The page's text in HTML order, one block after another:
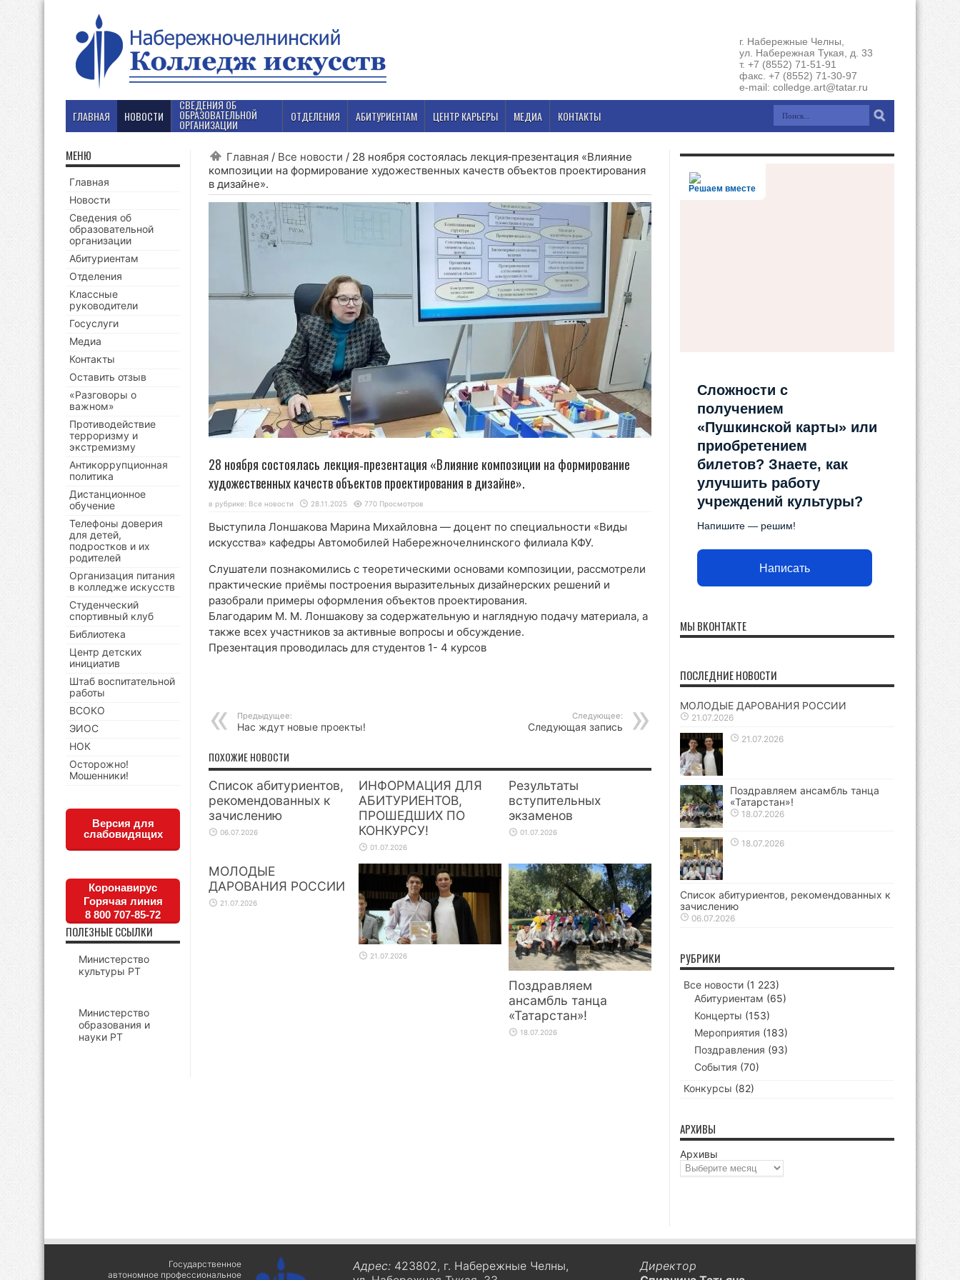
г. Набережные Челны,
ул. Набережная Тукая, д. 33
т. +7 (8552) 71-51-91
факс. +7 (8552) 71-30-97
e-mail: colledge.art@tatar.ru
ГЛАВНАЯ НОВОСТИ
СВЕДЕНИЯ ОБ
ОБРАЗОВАТЕЛЬНОЙ
ОРГАНИЗАЦИИ
ОТДЕЛЕНИЯ АБИТУРИЕНТАМ ЦЕНТР КАРЬЕРЫ МЕДИА КОНТАКТЫ
Главная / Все новости / 28 ноября состоялась лекция‑презентация «Влияние
композиции на формирование художественных качеств объектов проектирования
в дизайне».
28 ноября состоялась лекция‑презентация «Влияние композиции на формирование
художественных качеств объектов проектирования в дизайне».
в рубрике: Все новости 28.11.2025 770 Просмотров
Выступила Лоншакова Марина Михайловна — доцент по специальности «Виды
искусства» кафедры Автомобилей Набережночелнинского филиала КФУ.
Слушатели познакомились с теоретическими основами композиции, рассмотрели
практические приёмы построения выразительных дизайнерских решений и
разобрали примеры оформления объектов проектирования.
Благодарим М. М. Лоншакову за содержательную и наглядную подачу материала, а
также всех участников за активные вопросы и обсуждение.
Презентация проводилась для студентов 1- 4 курсов
Предыдущее:
Нас ждут новые проекты!
Следующее:
Следующая запись
ПОХОЖИЕ НОВОСТИ
Список абитуриентов,
рекомендованных к
зачислению
06.07.2026
ИНФОРМАЦИЯ ДЛЯ
АБИТУРИЕНТОВ,
ПРОШЕДШИХ ПО
КОНКУРСУ!
01.07.2026
Результаты
вступительных
экзаменов
01.07.2026
МОЛОДЫЕ
ДАРОВАНИЯ РОССИИ
21.07.2026
21.07.2026
Поздравляем
ансамбль танца
«Татарстан»!
18.07.2026
МЕНЮ
Главная
Новости
Сведения об
образовательной
организации
Абитуриентам
Отделения
Классные
руководители
Госуслуги
Медиа
Контакты
Оставить отзыв
«Разговоры о
важном»
Противодействие
терроризму и
экстремизму
Антикоррупционная
политика
Дистанционное
обучение
Телефоны доверия
для детей,
подростков и их
родителей
Организация питания
в колледже искусств
Студенческий
спортивный клуб
Библиотека
Центр детских
инициатив
Штаб воспитательной
работы
ВСОКО
ЭИОС
НОК
Осторожно!
Мошенники!
Версия для
слабовидящих
Коронавирус
Горячая линия
8 800 707-85-72
ПОЛЕЗНЫЕ ССЫЛКИ
Министерство
культуры РТ
Министерство
образования и
науки РТ
Решаем вместе
Сложности с
получением
«Пушкинской карты» или
приобретением
билетов? Знаете, как
улучшить работу
учреждений культуры?
Напишите — решим!
Написать
МЫ ВКОНТАКТЕ
ПОСЛЕДНИЕ НОВОСТИ
МОЛОДЫЕ ДАРОВАНИЯ РОССИИ
21.07.2026
21.07.2026
Поздравляем ансамбль танца
«Татарстан»!
18.07.2026
18.07.2026
Список абитуриентов, рекомендованных к
зачислению
06.07.2026
РУБРИКИ
Все новости (1 223)
Абитуриентам (65)
Концерты (153)
Мероприятия (183)
Поздравления (93)
События (70)
Конкурсы (82)
АРХИВЫ
Архивы
Государственное
автономное профессиональное
Адрес: 423802, г. Набережные Челны,
Директор